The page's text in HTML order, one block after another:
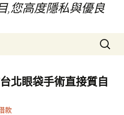
,您高度隱私與優良
搜
尋
鍵
字:
北眼袋手術直接質自
款